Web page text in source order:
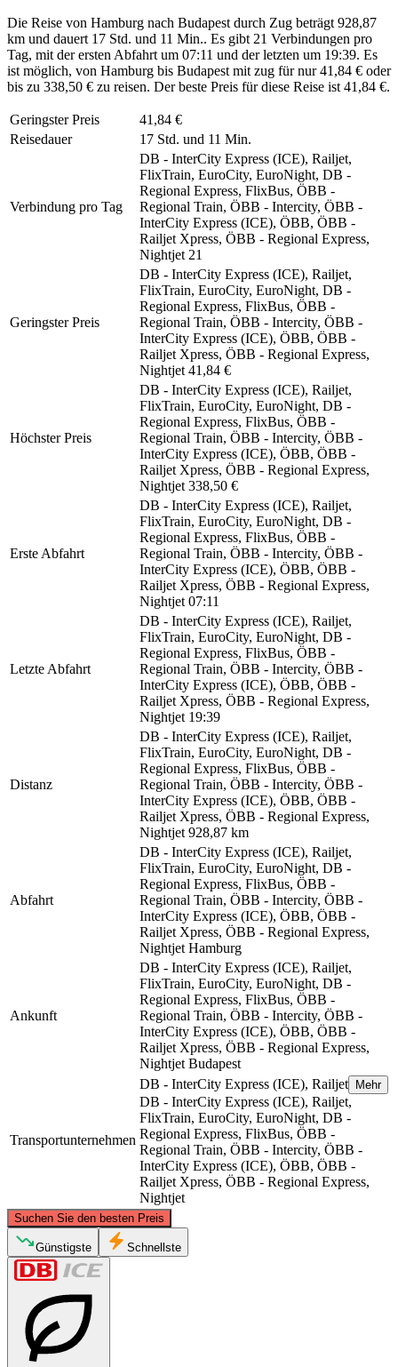
Die Reise von Hamburg nach Budapest durch Zug beträgt 928,87
km und dauert 17 Std. und 11 Min.. Es gibt 21 Verbindungen pro
Tag, mit der ersten Abfahrt um 07:11 und der letzten um 19:39. Es
ist möglich, von Hamburg bis Budapest mit zug für nur 41,84 € oder
bis zu 338,50 € zu reisen. Der beste Preis für diese Reise ist 41,84 €.
Geringster Preis
41,84 €
Reisedauer
17 Std. und 11 Min.
Verbindung pro Tag
DB - InterCity Express (ICE), Railjet,
FlixTrain, EuroCity, EuroNight, DB -
Regional Express, FlixBus, ÖBB -
Regional Train, ÖBB - Intercity, ÖBB -
InterCity Express (ICE), ÖBB, ÖBB -
Railjet Xpress, ÖBB - Regional Express,
Nightjet 21
Geringster Preis
DB - InterCity Express (ICE), Railjet,
FlixTrain, EuroCity, EuroNight, DB -
Regional Express, FlixBus, ÖBB -
Regional Train, ÖBB - Intercity, ÖBB -
InterCity Express (ICE), ÖBB, ÖBB -
Railjet Xpress, ÖBB - Regional Express,
Nightjet 41,84 €
Höchster Preis
DB - InterCity Express (ICE), Railjet,
FlixTrain, EuroCity, EuroNight, DB -
Regional Express, FlixBus, ÖBB -
Regional Train, ÖBB - Intercity, ÖBB -
InterCity Express (ICE), ÖBB, ÖBB -
Railjet Xpress, ÖBB - Regional Express,
Nightjet 338,50 €
Erste Abfahrt
DB - InterCity Express (ICE), Railjet,
FlixTrain, EuroCity, EuroNight, DB -
Regional Express, FlixBus, ÖBB -
Regional Train, ÖBB - Intercity, ÖBB -
InterCity Express (ICE), ÖBB, ÖBB -
Railjet Xpress, ÖBB - Regional Express,
Nightjet 07:11
Letzte Abfahrt
DB - InterCity Express (ICE), Railjet,
FlixTrain, EuroCity, EuroNight, DB -
Regional Express, FlixBus, ÖBB -
Regional Train, ÖBB - Intercity, ÖBB -
InterCity Express (ICE), ÖBB, ÖBB -
Railjet Xpress, ÖBB - Regional Express,
Nightjet 19:39
Distanz
DB - InterCity Express (ICE), Railjet,
FlixTrain, EuroCity, EuroNight, DB -
Regional Express, FlixBus, ÖBB -
Regional Train, ÖBB - Intercity, ÖBB -
InterCity Express (ICE), ÖBB, ÖBB -
Railjet Xpress, ÖBB - Regional Express,
Nightjet 928,87 km
Abfahrt
DB - InterCity Express (ICE), Railjet,
FlixTrain, EuroCity, EuroNight, DB -
Regional Express, FlixBus, ÖBB -
Regional Train, ÖBB - Intercity, ÖBB -
InterCity Express (ICE), ÖBB, ÖBB -
Railjet Xpress, ÖBB - Regional Express,
Nightjet Hamburg
Ankunft
DB - InterCity Express (ICE), Railjet,
FlixTrain, EuroCity, EuroNight, DB -
Regional Express, FlixBus, ÖBB -
Regional Train, ÖBB - Intercity, ÖBB -
InterCity Express (ICE), ÖBB, ÖBB -
Railjet Xpress, ÖBB - Regional Express,
Nightjet Budapest
Transportunternehmen
DB - InterCity Express (ICE), Railjet Mehr
DB - InterCity Express (ICE), Railjet,
FlixTrain, EuroCity, EuroNight, DB -
Regional Express, FlixBus, ÖBB -
Regional Train, ÖBB - Intercity, ÖBB -
InterCity Express (ICE), ÖBB, ÖBB -
Railjet Xpress, ÖBB - Regional Express,
Nightjet
Suchen Sie den besten Preis
Hamburg
Günstigste Schnellste